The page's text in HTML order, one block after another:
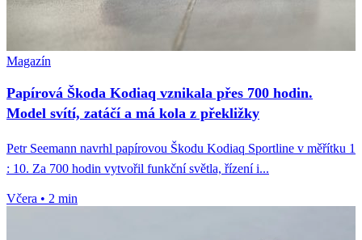
Magazín
Papírová Škoda Kodiaq vznikala přes 700 hodin.
Model svítí, zatáčí a má kola z překližky
Petr Seemann navrhl papírovou Škodu Kodiaq Sportline v měřítku 1
: 10. Za 700 hodin vytvořil funkční světla, řízení i...
Včera • 2 min